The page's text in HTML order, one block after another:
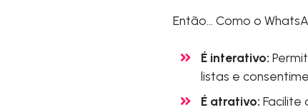
Então… Como o
É interativo:
listas e
É atrativo: Facilite